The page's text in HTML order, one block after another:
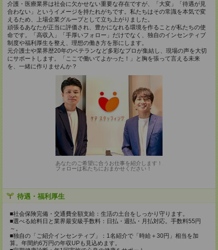
介護・医療業界は社会に欠かせない重要な存在ですが、「大変」「待遇が見
合わない」というイメージを持たれがちです。私たちはその常識を本気で変
えるため、上場企業グループとして立ち上がりました。
頑張るあなたが正当に評価され、豊かになれる環境を作ることが私たちの使
命です。「高収入」「手厚いフォロー」だけでなく、独自のインセンティブ
制度や福利厚生を整え、理想の働き方を形にします。
元介護士や業界歴20年のベテランなど多彩なプロが集結し、現場の声を大切
にサポートします。「ここで働いてよかった！」と胸を張って言える未来
を、一緒に作りませんか？
あなたのご希望に合うお仕事を紹介します！
フォローは私たちにおまかせください！
待遇・福利厚生
■社会保険完備・交通費全額支給：生活の土台をしっかり守ります。
■選べる給料日と業界最安級手数料：日払・週払・月払対応。手数料55円
～。
■独自の「ご紹介インセンティブ」：1名紹介で「時給＋30円」相当を加
算。年間約6万円の年収UPも見込めます。